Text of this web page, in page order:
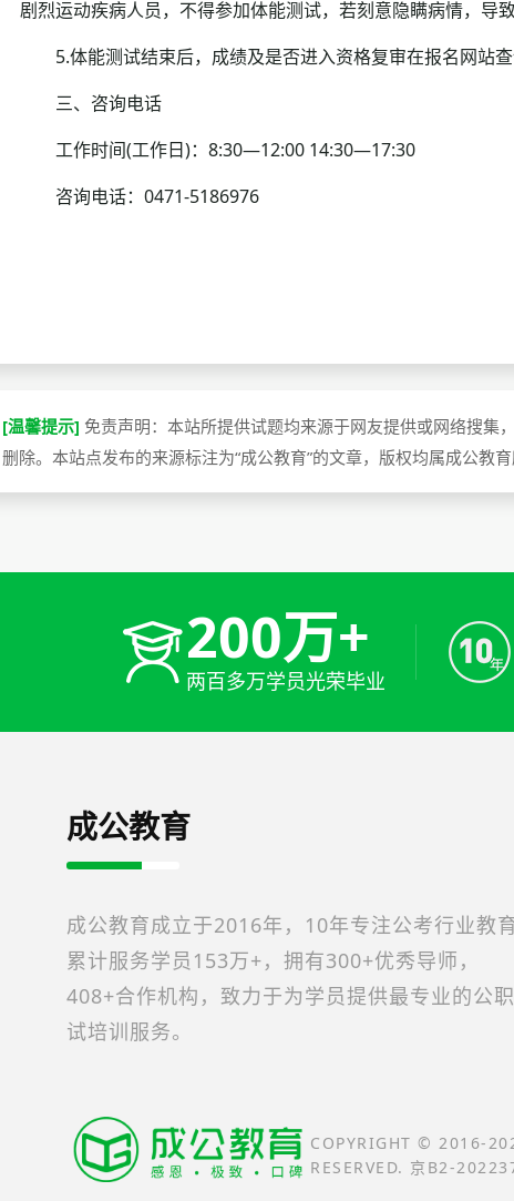
剧烈运动疾病人员，不得参加体能测试，若刻意隐瞒病情，导
5.体能测试结束后，成绩及是否进入资格复审在报名网站查
三、咨询电话
工作时间(工作日)：8:30—12:00 14:30—17:30
咨询电话：0471-5186976
[温馨提示] 免责声明：本站所提供试题均来源于网友提供或网络搜
删除。本站点发布的来源标注为“成公教育”的文章，版权均属成公教
200万+
两百多万学员光荣毕业
成公教育
成公教育成立于2016年，10年专注公考行业教育
累计服务学员153万+，拥有300+优秀导师，
408+合作机构，致力于为学员提供最专业的公
试培训服务。
COPYRIGHT © 2016-
RESERVED. 京B2-